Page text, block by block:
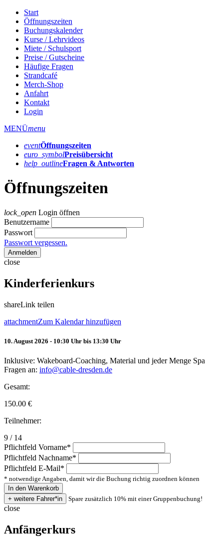
Start
Öffnungszeiten
Buchungskalender
Kurse / Lehrvideos
Miete / Schulsport
Preise / Gutscheine
Häufige Fragen
Strandcafé
Merch-Shop
Anfahrt
Kontakt
Login
MENÜmenu
eventÖffnungs­zeiten
euro_symbolPreis­übersicht
help_outlineFragen & Antworten
Öffnungszeiten
lock_open Login öffnen
Benutzername
Passwort
Passwort vergessen.
Anmelden
close
Kinderferienkurs
shareLink teilen
attachmentZum Kalendar hinzufügen
10. August 2026 - 10:30 Uhr bis 13:30 Uhr
Inklusive: Wakeboard-Coaching, Material und jeder Menge
Fragen an: info@cable-dresden.de
Gesamt:
150.00 €
Teilnehmer:
9 / 14
Pflichtfeld Vorname*
Pflichtfeld Nachname*
Pflichtfeld E-Mail*
* notwendige Angaben, damit wir die Buchung richtig zuordnen können
Spare zusätzlich 10% mit einer Gruppenbuchung!
close
Anfängerkurs